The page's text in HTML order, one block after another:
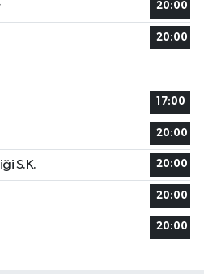
20:00
20:00
17:00
20:00
S.K. 20:00
20:00
20:00